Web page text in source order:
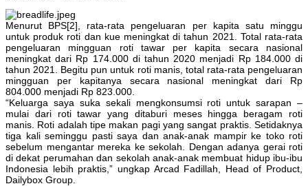
Menurut BPS[2], rata-rata pengeluaran per kapita satu minggu
untuk produk roti dan kue meningkat di tahun 2021. Total rata-rata
pengeluaran mingguan roti tawar per kapita secara nasional
meningkat dari Rp 174.000 di tahun 2020 menjadi Rp 184.000 di
tahun 2021. Begitu pun untuk roti manis, total rata-rata pengeluaran
mingguan per kapitanya secara nasional meningkat dari Rp
804.000 menjadi Rp 823.000.
“Keluarga saya suka sekali mengkonsumsi roti untuk sarapan –
mulai dari roti tawar yang ditaburi meses hingga beragam roti
manis. Roti adalah tipe makan pagi yang sangat praktis. Setidaknya
tiga kali seminggu pasti saya dan anak-anak mampir ke toko roti
sebelum mengantar mereka ke sekolah. Dengan adanya gerai roti
di dekat perumahan dan sekolah anak-anak membuat hidup ibu-ibu
Indonesia lebih praktis,” ungkap Arcad Fadillah, Head of Product,
Dailybox Group.